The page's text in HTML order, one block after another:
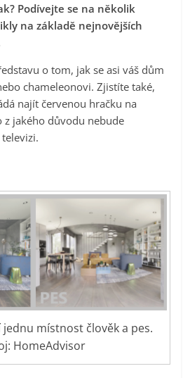
Podívejte se na několik
na základě nejnovějších
o tom, jak se asi váš dům
chameleonovi. Zjistíte také,
najít červenou hračku na
z jakého důvodu nebude
jednu místnost člověk a pes.
HomeAdvisor